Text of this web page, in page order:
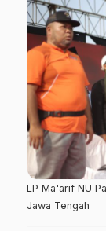
LP Ma'arif NU
Jawa Tengah